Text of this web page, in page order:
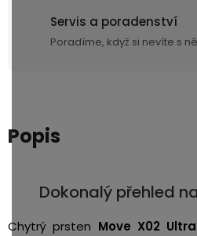
Servis a poradenství
Poradíme, když si nevíte s
Popis
Dokonalý přehled
Chytrý prsten Move X02 Ultra